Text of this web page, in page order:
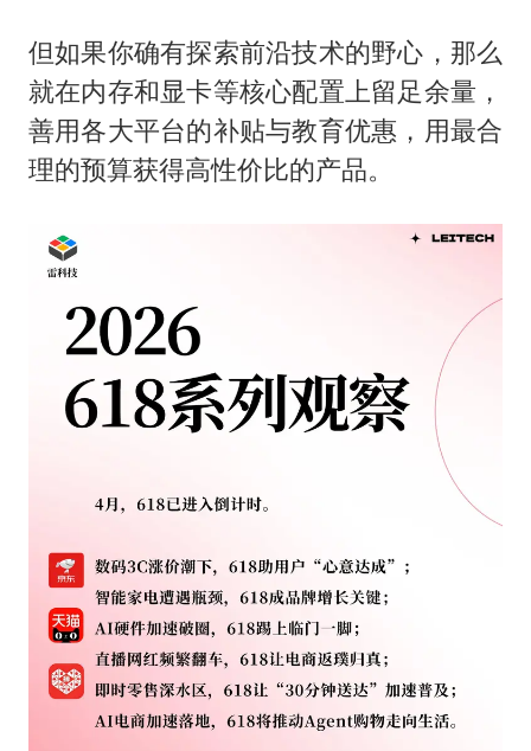
但如果你确有探索前沿技术的野心，那么
就在内存和显卡等核心配置上留足余量，
善用各大平台的补贴与教育优惠，用最合
理的预算获得高性价比的产品。